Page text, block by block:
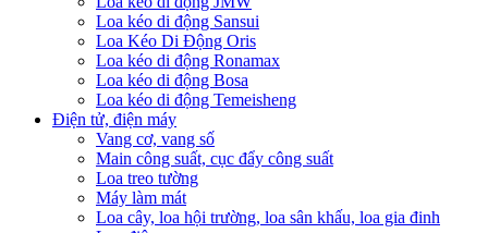
Loa kéo di động Sansui
Loa Kéo Di Động Oris
Loa kéo di động Ronamax
Loa kéo di động Bosa
Loa kéo di động Temeisheng
Điện tử, điện máy
Vang cơ, vang số
Main công suất, cục đẩy công suất
Loa treo tường
Máy làm mát
Loa cây, loa hội trường, loa sân khấu, loa gia đinh